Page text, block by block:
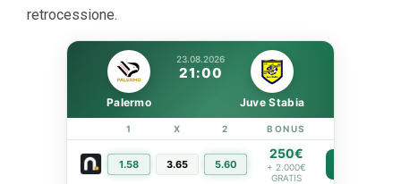
retrocessione.
23.08.2026
21:00
Palermo Juve Stabia
1 X 2 BONUS
1.58 3.65 5.60
250€
+ 2.000€
GRATIS